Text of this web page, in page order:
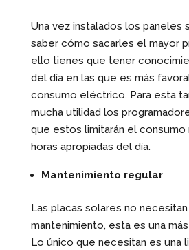
Una vez instalados los paneles
saber cómo sacarles el mayor
ello tienes que tener
del día en las que es más
consumo eléctrico. Para esta
mucha utilidad los
que estos limitarán el consumo
horas apropiadas del día.
Mantenimiento regular
Las placas solares no necesitan
mantenimiento, esta es una
Lo único que necesitan es una